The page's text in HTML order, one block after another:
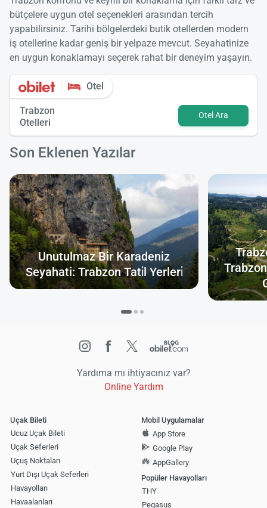
bütçelere uygun otel seçenekleri arasından tercih
yapabilirsiniz. Tarihi bölgelerdeki butik otellerden modern
iş otellerine kadar geniş bir yelpaze mevcut. Seyahatinize
en uygun konaklamayı seçerek rahat bir deneyim yaşayın.
Otel
Trabzon
Otelleri
Otel Ara
Son Eklenen Yazılar
Unutulmaz Bir Karadeniz
Seyahati: Trabzon Tati̇l Yerleri̇
Yardıma mı ihtiyacınız var?
Online Yardım
Uçak Bileti
Ucuz Uçak Bileti
Uçak Seferleri
Uçuş Noktaları
Yurt Dışı Uçak Seferleri
Havayolları
Havaalanları
Mobil Uygulamalar
App Store
Google Play
AppGallery
Popüler Havayolları
THY
Pegasus